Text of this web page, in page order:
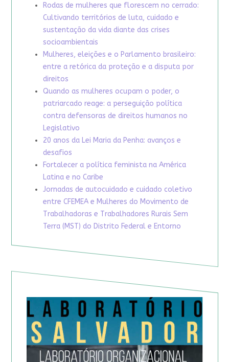
Rodas de mulheres que florescem no cerrado:
Cultivando territórios de luta, cuidado e
sustentação da vida diante das crises
socioambientais
Mulheres, eleições e o Parlamento brasileiro:
entre a retórica da proteção e a disputa por
direitos
Quando as mulheres ocupam o poder, o
patriarcado reage: a perseguição política
contra defensoras de direitos humanos no
Legislativo
20 anos da Lei Maria da Penha: avanços e
desafios
Fortalecer a política feminista na América
Latina e no Caribe
Jornadas de autocuidado e cuidado coletivo
entre CFEMEA e Mulheres do Movimento de
Trabalhadoras e Trabalhadores Rurais Sem
Terra (MST) do Distrito Federal e Entorno